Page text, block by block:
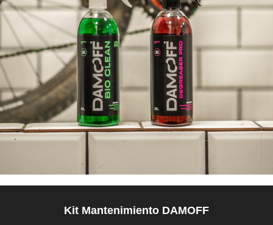
Kit Mantenimiento DAMOFF